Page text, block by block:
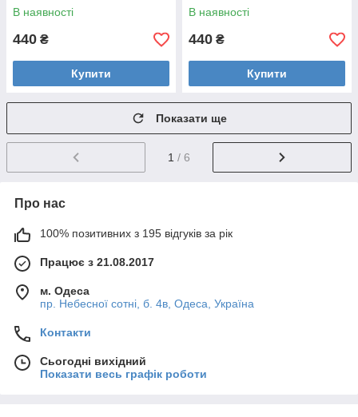
В наявності
440 ₴
Купити
В наявності
440 ₴
Купити
Показати ще
1 / 6
Про нас
100% позитивних з 195 відгуків за рік
Працює з 21.08.2017
м. Одеса
пр. Небесної сотні, б. 4в, Одеса, Україна
Контакти
Сьогодні вихідний
Показати весь графік роботи